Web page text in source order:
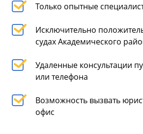
Только опытные
Исключительно
судах Академического
Удаленные консультации
или телефона
Возможность вызвать
офис